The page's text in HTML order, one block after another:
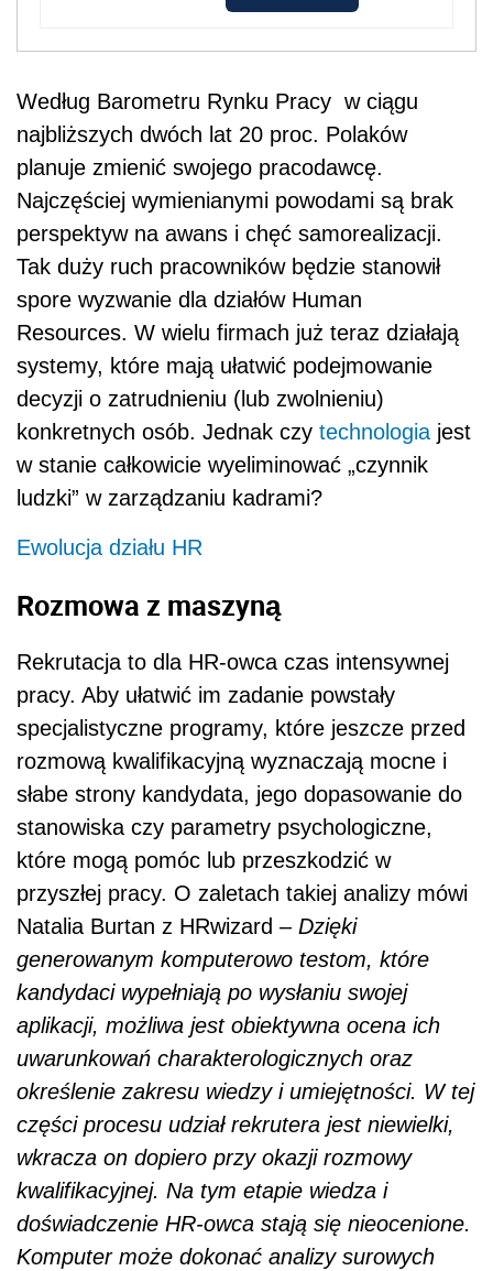
Według Barometru Rynku Pracy w ciągu
najbliższych dwóch lat 20 proc. Polaków
planuje zmienić swojego pracodawcę.
Najczęściej wymienianymi powodami są brak
perspektyw na awans i chęć samorealizacji.
Tak duży ruch pracowników będzie stanowił
spore wyzwanie dla działów Human
Resources. W wielu firmach już teraz działają
systemy, które mają ułatwić podejmowanie
decyzji o zatrudnieniu (lub zwolnieniu)
konkretnych osób. Jednak czy technologia jest
w stanie całkowicie wyeliminować „czynnik
ludzki” w zarządzaniu kadrami?
Ewolucja działu HR
Rozmowa z maszyną
Rekrutacja to dla HR-owca czas intensywnej
pracy. Aby ułatwić im zadanie powstały
specjalistyczne programy, które jeszcze przed
rozmową kwalifikacyjną wyznaczają mocne i
słabe strony kandydata, jego dopasowanie do
stanowiska czy parametry psychologiczne,
które mogą pomóc lub przeszkodzić w
przyszłej pracy. O zaletach takiej analizy mówi
Natalia Burtan z HRwizard – Dzięki
generowanym komputerowo testom, które
kandydaci wypełniają po wysłaniu swojej
aplikacji, możliwa jest obiektywna ocena ich
uwarunkowań charakterologicznych oraz
określenie zakresu wiedzy i umiejętności. W tej
części procesu udział rekrutera jest niewielki,
wkracza on dopiero przy okazji rozmowy
kwalifikacyjnej. Na tym etapie wiedza i
doświadczenie HR-owca stają się nieocenione.
Komputer może dokonać analizy surowych